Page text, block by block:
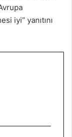
iyi” yanıtını